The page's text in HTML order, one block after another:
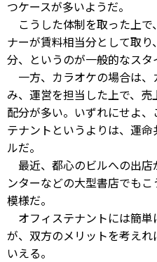
つケースが多いようだ。
こうした体制を取った上で
ナーが賃料相当分として取
分、というのが一般的なスタ
一方、カラオケの場合は
み、運営を担当した上で、
配分が多い。いずれにせよ
テナントというよりは、運
ルだ。
最近、都心のビルへの出店
ンターなどの大型書店でも
模様だ。
オフィステナントには簡
が、双方のメリットを考え
いえる。